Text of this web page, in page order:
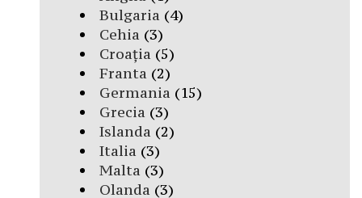
Bulgaria (4)
Cehia (3)
Croația (5)
Franta (2)
Germania (15)
Grecia (3)
Islanda (2)
Italia (3)
Malta (3)
Olanda (3)